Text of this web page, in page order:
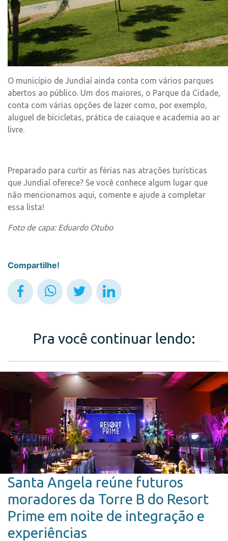
O município de Jundiaí ainda conta com vários parques
abertos ao público. Um dos maiores, o Parque da Cidade,
conta com várias opções de lazer como, por exemplo,
aluguel de bicicletas, prática de caiaque e academia ao ar
livre.
Preparado para curtir as férias nas atrações turísticas
que Jundiaí oferece? Se você conhece algum lugar que
não mencionamos aqui, comente e ajude a completar
essa lista!
Foto de capa: Eduardo Otubo
Compartilhe!
Pra você continuar lendo:
Santa Angela reúne futuros
moradores da Torre B do Resort
Prime em noite de integração e
experiências